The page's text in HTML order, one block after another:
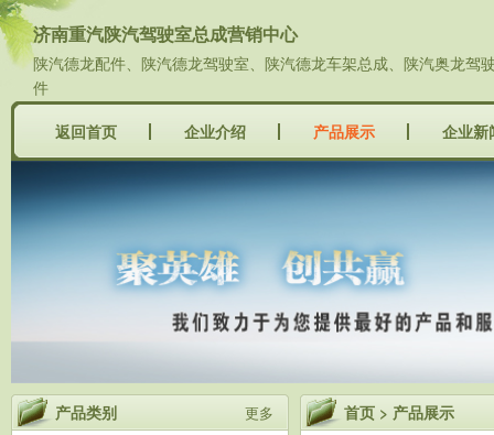
济南重汽陕汽驾驶室总成营销中心
陕汽德龙配件、陕汽德龙驾驶室、陕汽德龙车架总成、陕汽奥龙驾
件
返回首页
企业介绍 产品展示 企业新
更多
产品类别 首页 > 产品展示